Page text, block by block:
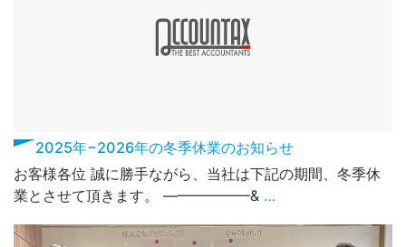
2025年−2026年の冬季休業のお知らせ
お客様各位 誠に勝手ながら、当社は下記の期間、冬季休
業とさせて頂きます。 ——————& …